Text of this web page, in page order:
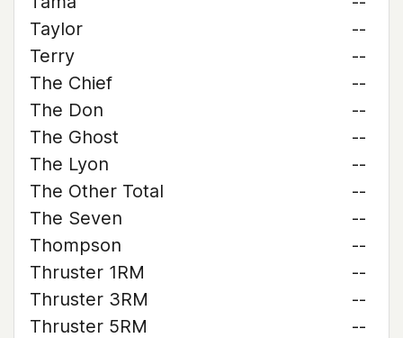
Taylor
--
Terry
--
The Chief
--
The Don
--
The Ghost
--
The Lyon
--
The Other Total
--
The Seven
--
Thompson
--
Thruster 1RM
--
Thruster 3RM
--
Thruster 5RM
--